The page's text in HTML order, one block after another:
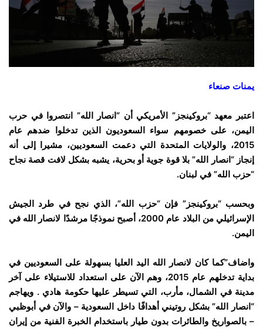
يمنات صنعاء
اعتبر معهد “بروكينجز” الأمريكي أن “انصار الله” انتصروا في حرب
اليمن، على خصومهم سواء السعوديون الذين تدخلوا ضدهم عام
2015، والولايات المتحدة التي دعمت السعوديين، مشيرا إلى أنه
إنجاز “انصار الله” بلا قوة جوية أو بحرية، يشبه بشكل لافت قصة نجاح
“حزب الله” في لبنان.
وبحسب “بروكينجز” فإن “حزب الله”، الذي نجح في طرد الجيش
الإسرائيلي من البلاد عام 2000، أصبح نموذجًا مرشدًا لانصار الله في
اليمن.
واضاف”كما كان لانصار الله اليد العليا بسهولة على السعوديين في
بداية تدخلهم عام 2015، وهم الآن على استعداد للاستيلاء على آخر
مدينة في الشمال، مأرب، التي تسيطر عليها حكومة هادي . ويهاجم
“انصار الله” بشكل روتيني أهدافًا داخل السعودية – والآن في أبوظبي
– بالصواريخ والطائرات بدون طيار باستخدام الخبرة الفنية من إيران